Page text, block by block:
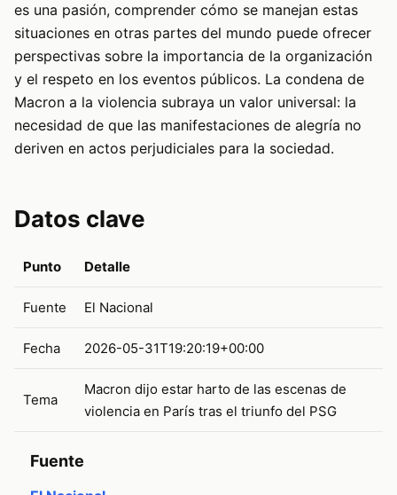
es una pasión, comprender cómo se manejan estas
situaciones en otras partes del mundo puede ofrecer
perspectivas sobre la importancia de la organización
y el respeto en los eventos públicos. La condena de
Macron a la violencia subraya un valor universal: la
necesidad de que las manifestaciones de alegría no
deriven en actos perjudiciales para la sociedad.
Datos clave
Punto Detalle
Fuente El Nacional
Fecha 2026-05-31T19:20:19+00:00
Tema
Macron dijo estar harto de las escenas de
violencia en París tras el triunfo del PSG
Fuente